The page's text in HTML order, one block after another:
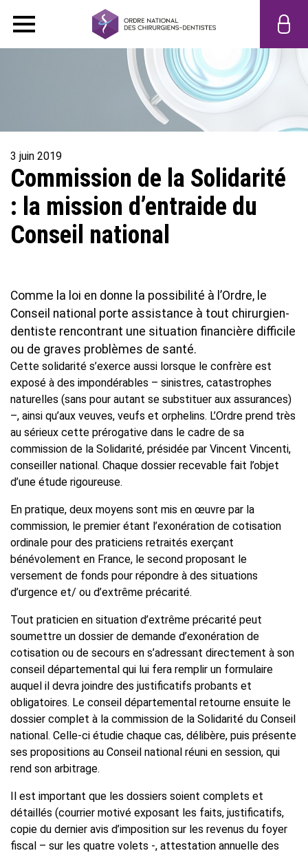
3 juin 2019
Commission de la Solidarité
: la mission d’entraide du
Conseil national
Comme la loi en donne la possibilité à l’Ordre, le
Conseil national porte assistance à tout chirurgien-
dentiste rencontrant une situation financière difficile
ou de graves problèmes de santé.
Cette solidarité s’exerce aussi lorsque le confrère est
exposé à des impondérables – sinistres, catastrophes
naturelles (sans pour autant se substituer aux assurances)
–, ainsi qu’aux veuves, veufs et orphelins. L’Ordre prend très
au sérieux cette prérogative dans le cadre de sa
commission de la Solidarité, présidée par Vincent Vincenti,
conseiller national. Chaque dossier recevable fait l’objet
d’une étude rigoureuse.
En pratique, deux moyens sont mis en œuvre par la
commission, le premier étant l’exonération de cotisation
ordinale pour des praticiens retraités exerçant
bénévolement en France, le second proposant le
versement de fonds pour répondre à des situations
d’urgence et/ ou d’extrême précarité.
Tout praticien en situation d’extrême précarité peut
soumettre un dossier de demande d’exonération de
cotisation ou de secours en s’adressant directement à son
conseil départemental qui lui fera remplir un formulaire
auquel il devra joindre des justificatifs probants et
obligatoires. Le conseil départemental retourne ensuite le
dossier complet à la commission de la Solidarité du Conseil
national. Celle-ci étudie chaque cas, délibère, puis présente
ses propositions au Conseil national réuni en session, qui
rend son arbitrage.
Il est important que les dossiers soient complets et
détaillés (courrier motivé exposant les faits, justificatifs,
copie du dernier avis d’imposition sur les revenus du foyer
fiscal – sur les quatre volets -, attestation annuelle des